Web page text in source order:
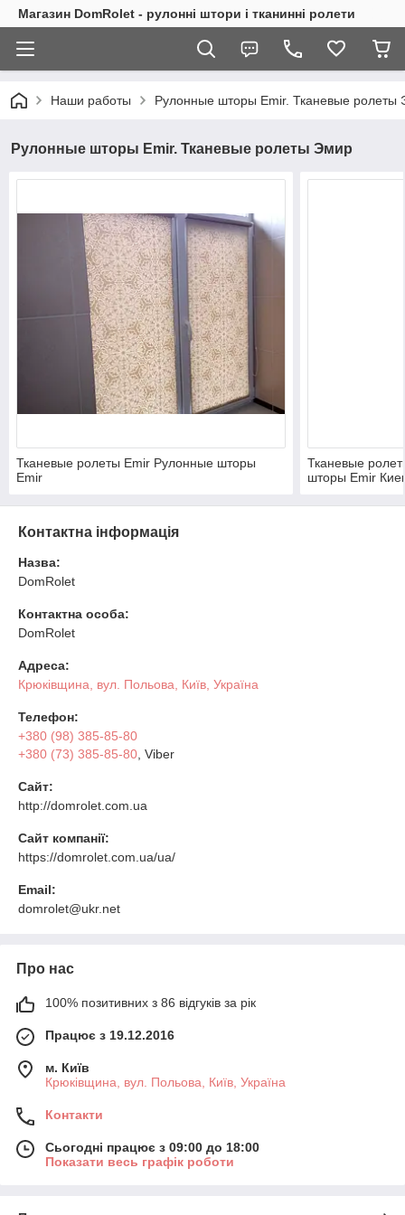
Магазин DomRolet - рулонні штори і тканинні ролети
Наши работы Рулонные шторы Emir. Тканевые ролеты
Рулонные шторы Emir. Тканевые ролеты Эмир
Тканевые ролеты Emir Рулонные шторы
Emir
Тканевые
шторы Emir
Контактна інформація
Назва:
DomRolet
Контактна особа:
DomRolet
Адреса:
Крюківщина, вул. Польова, Київ, Україна
Телефон:
+380 (98) 385-85-80
+380 (73) 385-85-80 , Viber
Сайт:
http://domrolet.com.ua
Сайт компанії:
https://domrolet.com.ua/ua/
Email:
domrolet@ukr.net
Про нас
100% позитивних з 86 відгуків за рік
Працює з 19.12.2016
м. Київ
Крюківщина, вул. Польова, Київ, Україна
Контакти
Сьогодні працює з 09:00 до 18:00
Показати весь графік роботи